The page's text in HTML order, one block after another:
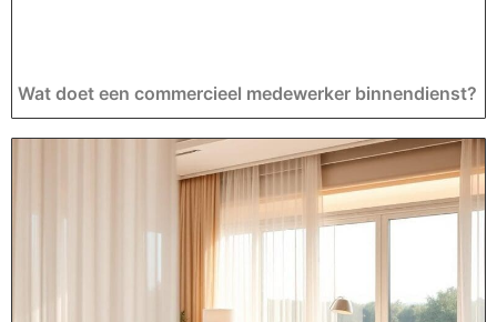
Wat doet een commercieel medewerker binnendienst?